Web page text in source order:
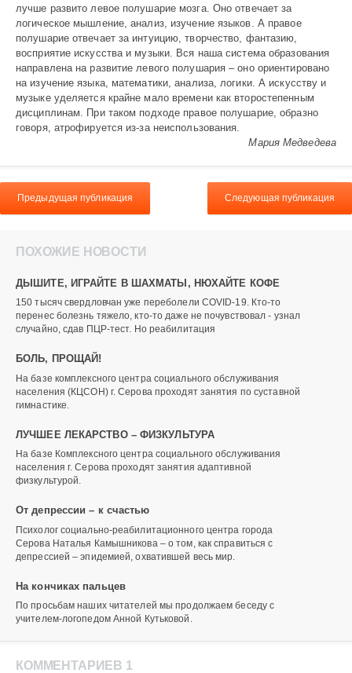
лучше развито левое полушарие мозга. Оно отвечает за
логическое мышление, анализ, изучение языков. А правое
полушарие отвечает за интуи­цию, творчество, фантазию,
восприятие искусства и музыки. Вся наша система образования
направлена на развитие левого полушария – оно ориентировано
на изучение языка, математики, анализа, логики. А искусству и
музыке уделяется крайне мало времени как второстепенным
дисцип­линам. При таком подходе правое полушарие, образно
говоря, атрофируется из-за неиспользования.
Мария Медведева
Предыдущая публикация Следующая публикация
ПОХОЖИЕ НОВОСТИ
ДЫШИТЕ, ИГРАЙТЕ В ШАХМАТЫ, НЮХАЙТЕ КОФЕ
150 тысяч свердловчан уже переболели CОVID-19. Кто-то
перенес болезнь тяжело, кто-то даже не почувствовал - узнал
случайно, сдав ПЦР-тест. Но реабилитация
БОЛЬ, ПРОЩАЙ!
На базе комплексного центра социального обслуживания
населения (КЦСОН) г. Серова проходят занятия по суставной
гимнастике.
ЛУЧШЕЕ ЛЕКАРСТВО – ФИЗКУЛЬТУРА
На базе Комплексного центра социального обслуживания
населения г. Серова проходят занятия адаптивной
физкультурой.
От депрессии – к счастью
Психолог социально-реабилитационного центра города
Серова Наталья Камышникова – о том, как справиться с
депрессией – эпидемией, охватившей весь мир.
На кончиках пальцев
По просьбам наших читателей мы продолжаем беседу с
учителем-логопедом Анной Кутьковой.
КОММЕНТАРИЕВ 1